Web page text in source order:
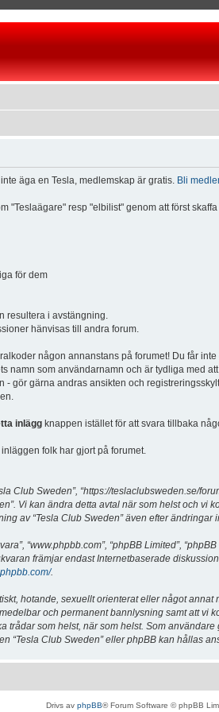
äga en Tesla, medlemskap är gratis. Bli
"Teslaägare" resp "elbilist" genom att först
för dem
resultera i avstängning.
hänvisas till andra forum.
någon annanstans på forumet! Du får
namn som användarnamn och är tydliga med
gör gärna andras ansikten och
inlägg knappen istället för att svara tillbaka
folk har gjort på forumet.
Club Sweden”, “https://teslaclubsweden.se/
Vi kan ändra detta avtal när som helst och vi
av “Tesla Club Sweden” även efter
“www.phpbb.com”, “phpBB Limited”,
främjar endast Internetbaserade
.
hotande, sexuellt orienterat eller något
och permanent bannlysning samt att vi
trådar som helst, när som helst. Som
“Tesla Club Sweden” eller phpBB kan hållas
Drivs av phpBB® Forum Software © phpBB